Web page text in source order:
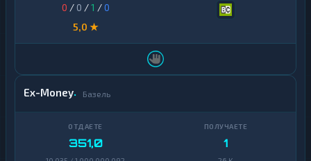
0 / 0 /1 /0
5,0 ★
Ex-Money Базель
351,0 1